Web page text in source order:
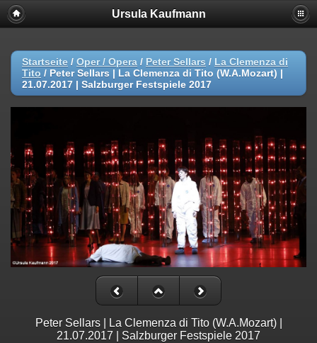
Ursula Kaufmann
Startseite / Oper / Opera / Peter Sellars / La Clemenza di
Tito / Peter Sellars | La Clemenza di Tito (W.A.Mozart) |
21.07.2017 | Salzburger Festspiele 2017
Peter Sellars | La Clemenza di Tito (W.A.Mozart) |
21.07.2017 | Salzburger Festspiele 2017